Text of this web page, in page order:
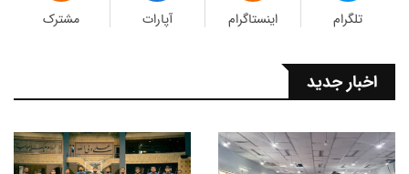
تلگرام اینستاگرام آپارات مشترک
اخبار جدید